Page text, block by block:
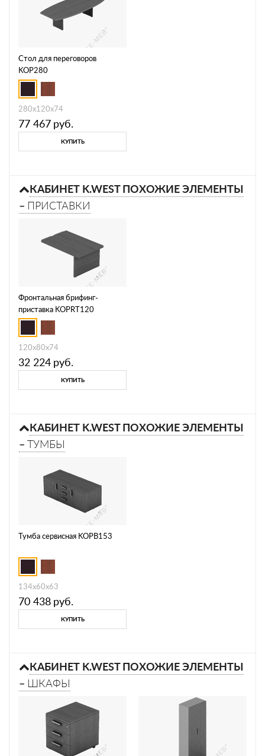
Стол для переговоров
KOP280
280х120х74
77 467 руб.
КУПИТЬ
КАБИНЕТ K.WEST ПОХОЖИЕ ЭЛЕМЕНТЫ
– ПРИСТАВКИ
Фронтальная брифинг-
приставка KOPRT120
120х80х74
32 224 руб.
КУПИТЬ
КАБИНЕТ K.WEST ПОХОЖИЕ ЭЛЕМЕНТЫ
– ТУМБЫ
Тумба сервисная KOPB153
134х60х63
70 438 руб.
КУПИТЬ
КАБИНЕТ K.WEST ПОХОЖИЕ ЭЛЕМЕНТЫ
– ШКАФЫ